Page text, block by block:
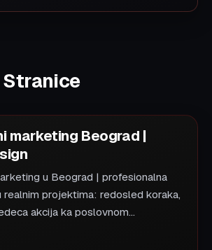
Stranice
marketing Beograd |
u Beograd | profesionalna
realnim projektima: redosled koraka,
akcija ka poslovnom...